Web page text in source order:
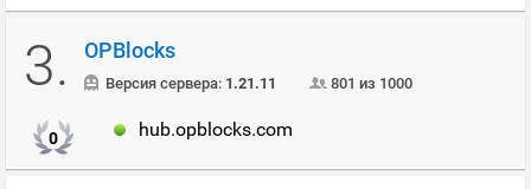
3. OPBlocks
Версия сервера: 1.21.11 801 из 1000
0 hub.opblocks.com